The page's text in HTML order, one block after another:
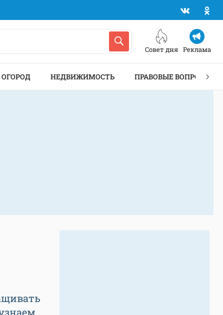
Совет дня Реклама
НЕДВИЖИМОСТЬ ПРАВОВЫЕ ВОПРОСЫ